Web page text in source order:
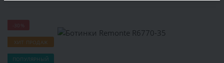
ХИТ ПРОДАЖ
ПОПУЛЯРНЫЙ